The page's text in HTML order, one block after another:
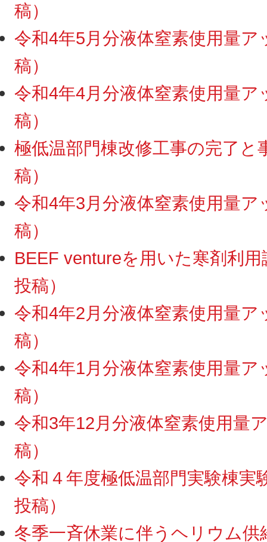
稿）
令和4年5月分液体窒素使用量
稿）
令和4年4月分液体窒素使用量
稿）
極低温部門棟改修工事の完了
稿）
令和4年3月分液体窒素使用量
稿）
BEEF ventureを用いた寒剤利
投稿）
令和4年2月分液体窒素使用量
稿）
令和4年1月分液体窒素使用量
稿）
令和3年12月分液体窒素使用量
稿）
令和４年度極低温部門実験棟
投稿）
冬季一斉休業に伴うヘリウム